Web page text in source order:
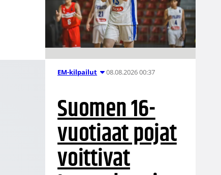
EM-kilpailut 08.08.2026 00:37
Suomen 16-
vuotiaat pojat
voittivat